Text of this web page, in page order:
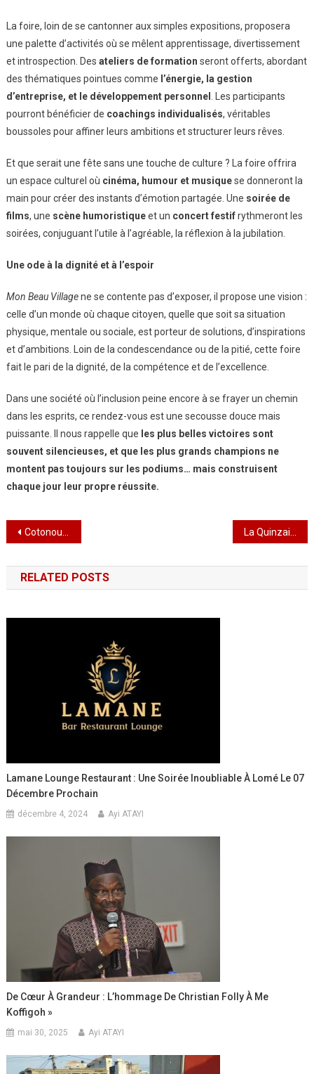
La foire, loin de se cantonner aux simples expositions, proposera
une palette d’activités où se mêlent apprentissage, divertissement
et introspection. Des ateliers de formation seront offerts, abordant
des thématiques pointues comme l’énergie, la gestion
d’entreprise, et le développement personnel
. Les participants
pourront bénéficier de coachings individualisés, véritables
boussoles pour affiner leurs ambitions et structurer leurs rêves.
Et que serait une fête sans une touche de culture ? La foire offrira
un espace culturel où cinéma, humour et musiquese donneront la
main pour créer des instants d’émotion partagée. Une soirée de
films, une scène humoristiqueet un concert festifrythmeront les
soirées, conjuguant l’utile à l’agréable, la réflexion à la jubilation.
Une ode à la dignité et à l’espoir
Mon Beau Villagene se contente pas d’exposer, il propose une vision :
celle d’un monde où chaque citoyen, quelle que soit sa situation
physique, mentale ou sociale, est porteur de solutions, d’inspirations
et d’ambitions. Loin de la condescendance ou de la pitié, cette foire
fait le pari de la dignité, de la compétence et de l’excellence.
Dans une société où l’inclusion peine encore à se frayer un chemin
dans les esprits, ce rendez-vous est une secousse douce mais
puissante. Il nous rappelle que les plus belles victoires sont
souvent silencieuses, et que les plus grands champions ne
montent pas toujours sur les podiums… mais construisent
chaque jour leur propre réussite.
Navigation
de
l’article
Cotonou, Capitale d’une Francophonie Parlementaire en Mouvement : Le Togo en Première Ligne
RELATED POSTS
Lamane Lounge Restaurant : Une Soirée Inoubliable À Lomé Le 07
Décembre Prochain
décembre 4, 2024 Ayi ATAYI
De Cœur À Grandeur : L’hommage De Christian Folly À Me
Koffigoh »
mai 30, 2025 Ayi ATAYI